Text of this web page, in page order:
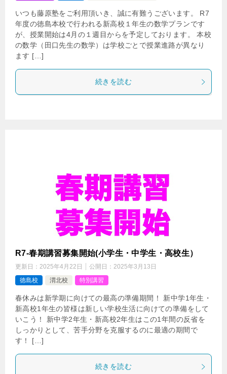
いつも藤原塾をご利用頂いき、誠に有難うございます。 R7
年度の徳島本校で行われる新高校１年生の数学プランです
が、授業開始は4月の１週目からを予定しております。 本校
の数学（田口先生の数学）は学校ごとで授業進路が異なり
ます […]
続きを読む
R7-春期講習募集開始(小学生・中学生・高校生）
更新日： 2025年4月22日 公開日： 2025年3月13日
徳島校
渭北校 特別講習
春休みは新学期に向けての最高の準備期間！ 新中学1年生・
新高校1年生の皆様は新しい学校生活に向けての準備をして
いこう！ 新中学2年生・新高校2年生はこの1年間の反省を
しっかりとして、苦手分野を克服するのに最適の期間で
す！ […]
続きを読む